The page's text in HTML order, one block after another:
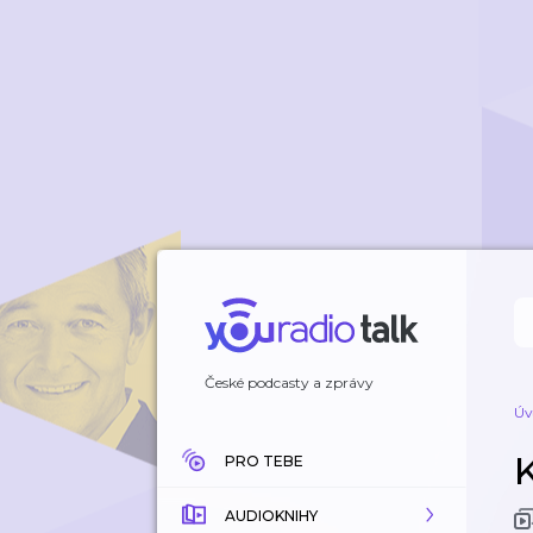
České podcasty a zprávy
PRO TEBE
AUDIOKNIHY